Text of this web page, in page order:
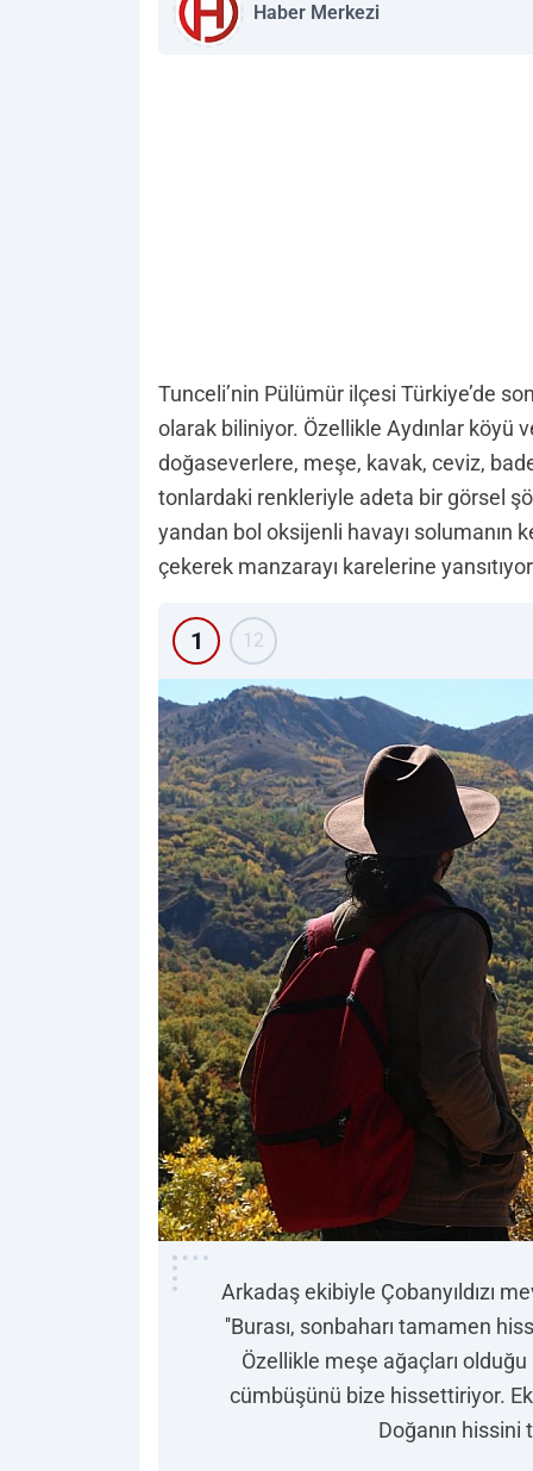
Haber Merkezi
Tunceli’nin Pülümür ilçesi Türkiye’de
olarak biliniyor. Özellikle Aydınlar köyü
doğaseverlere, meşe, kavak, ceviz,
tonlardaki renkleriyle adeta bir görsel
yandan bol oksijenli havayı
çekerek manzarayı karelerine
1 12
Arkadaş ekibiyle Çobanyıldızı
''Burası, sonbaharı tamamen
Özellikle meşe ağaçları olduğu
cümbüşünü bize hissettiriyor.
Doğanın hissini